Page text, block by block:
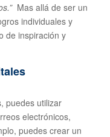
Mas allá de ser un
individuales y
de inspiración y
puedes utilizar
electrónicos,
puedes crear un